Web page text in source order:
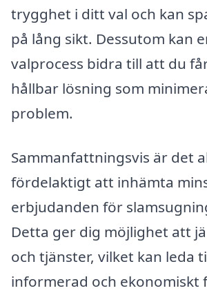
trygghet i ditt val och kan
på lång sikt. Dessutom kan
valprocess bidra till att du
hållbar lösning som
problem.
Sammanfattningsvis är det
fördelaktigt att inhämta
erbjudanden för
Detta ger dig möjlighet att
och tjänster, vilket kan leda
informerad och ekonomiskt